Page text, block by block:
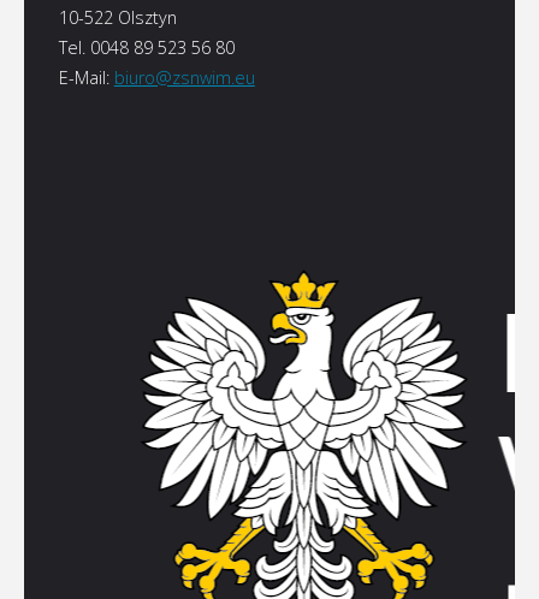
10-522 Olsztyn
Tel. 0048 89 523 56 80
E-Mail: biuro@zsnwim.eu